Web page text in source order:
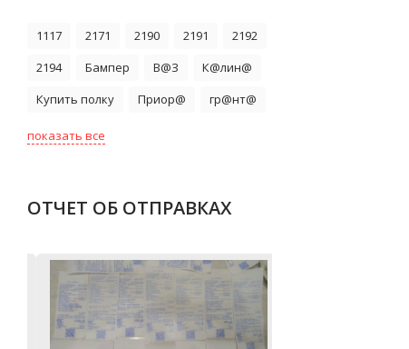
1117 2171 2190 2191
2192
2194
Бампер В@З
К@лин@
Купить полку
Приор@ гр@нт@
показать все
ОТЧЕТ ОБ ОТПРАВКАХ